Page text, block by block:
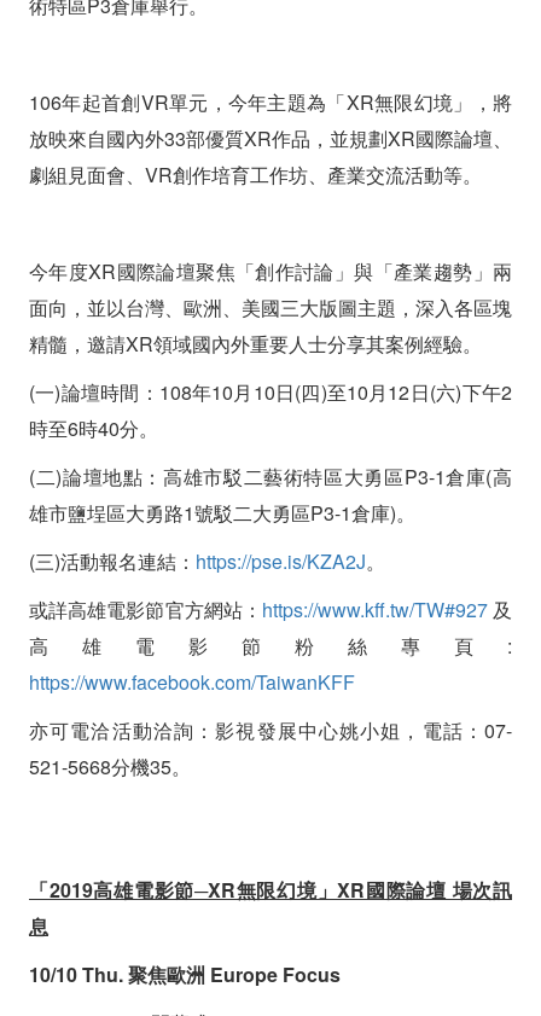
106年起首創VR單元，今年主題為「XR無限幻境」，將
放映來自國內外33部優質XR作品，並規劃XR國際論壇、
劇組見面會、VR創作培育工作坊、產業交流活動等。
今年度XR國際論壇聚焦「創作討論」與「產業趨勢」兩
面向，並以台灣、歐洲、美國三大版圖主題，深入各區塊
精髓，邀請XR領域國內外重要人士分享其案例經驗。
(一)論壇時間：108年10月10日(四)至10月12日(六)下午2
時至6時40分。
(二)論壇地點：高雄市駁二藝術特區大勇區P3-1倉庫(高
雄市鹽埕區大勇路1號駁二大勇區P3-1倉庫)。
(三)活動報名連結： https://pse.is/KZA2J。
或詳高雄電影節官方網站： https://www.kff.tw/TW#927 及
高雄電影節粉絲專頁:
https://www.facebook.com/TaiwanKFF
亦可電洽活動洽詢：影視發展中心姚小姐，電話：07-
521-5668分機35。
「2019高雄電影節─XR無限幻境」XR國際論壇 場次訊
息
10/10 Thu. 聚焦歐洲 Europe Focus